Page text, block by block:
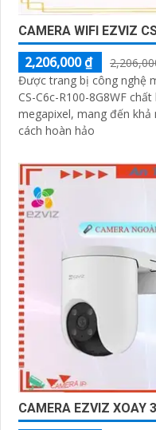
CAMERA WIFI EZVIZ
2,206,000 ₫
Được trang bị công nghệ
CS-C6c-R100-8G8WF
megapixel, mang đến
cách hoàn hảo
CAMERA EZVIZ XOAY